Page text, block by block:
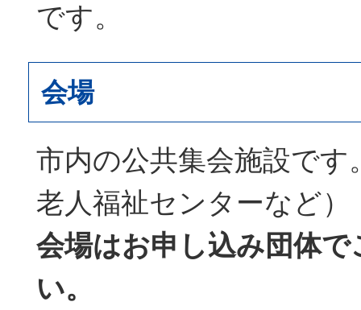
です。
会場
市内の公共集会施設です
老人福祉センターなど）
会場はお申し込み団体で
い。